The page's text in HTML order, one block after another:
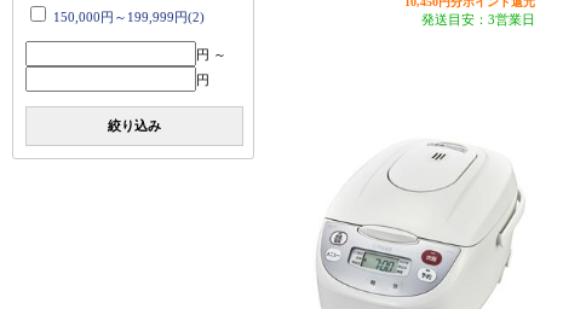
150,000円～199,999円(2)
円 ～
円
絞り込み
発送目安：3営業日